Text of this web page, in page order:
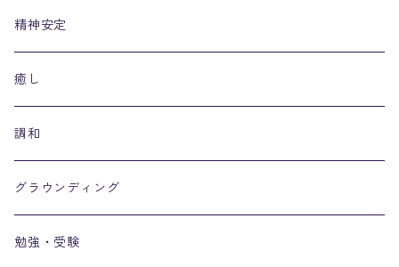
精神安定
癒し
調和
グラウンディング
勉強・受験